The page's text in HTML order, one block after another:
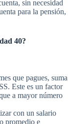
sin necesidad
para la pensión,
40?
que pagues, suma
Este es un factor
a mayor número
con un salario
promedio e